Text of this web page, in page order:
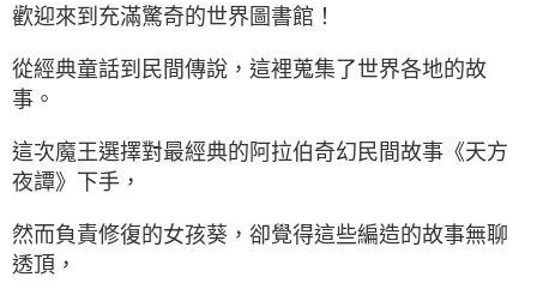
歡迎來到充滿驚奇的世界圖書館！
從經典童話到民間傳說，這裡蒐集了世界各地的故
事。
這次魔王選擇對最經典的阿拉伯奇幻民間故事《天方
夜譚》下手，
然而負責修復的女孩葵，卻覺得這些編造的故事無聊
透頂，